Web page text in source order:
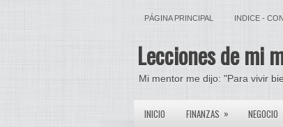
PÁGINA PRINCIPAL INDICE -
Lecciones de mi
Mi mentor me dijo: "Para vivir
INICIO FINANZAS » NEGOCIO